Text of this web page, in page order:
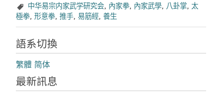
中华易宗内家武学研究会, 內家拳, 內家武學, 八卦掌, 太
極拳, 形意拳, 推手, 易筋經, 養生
語系切換
繁體 简体
最新訊息